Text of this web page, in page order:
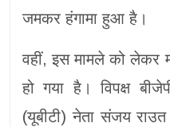
जमकर हंगामा हुआ है।
वहीं, इस मामले को लेकर
हो गया है। विपक्ष
(यूबीटी) नेता संजय